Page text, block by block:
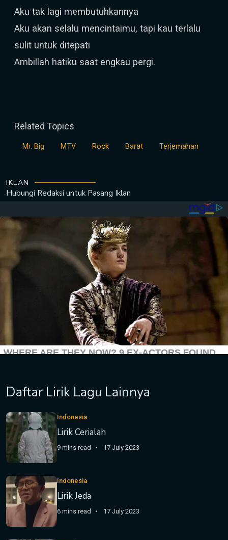
Aku tak lagi membutuhkannya
Aku akan selalu mencintaimu, tapi kau terlalu
sulit untuk ditepati
Ambillah hatiku saat engkau pergi.
Related Topics
Mr. Big MTV Rock Barat Terjemahan
IKLAN
Hubungi Redaksi untuk Pasang Iklan
Daftar Lirik Lagu Lainnya
Indonesia
Lirik Cerialah
9 mins read 17 July 2023
Indonesia
Lirik Jeda
6 mins read 17 July 2023